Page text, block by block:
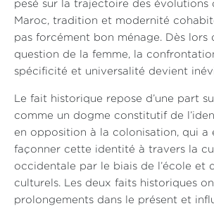
pesé sur la trajectoire des évolutions
Maroc, tradition et modernité
pas forcément bon ménage. Dès lors
question de la femme, la
spécificité et universalité devient
Le fait historique repose d’une part
comme un dogme constitutif de
en opposition à la colonisation, qui a
façonner cette identité à travers la
occidentale par le biais de l’école et
culturels. Les deux faits historiques
prolongements dans le présent et